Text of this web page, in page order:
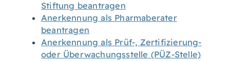
Stiftung beantragen
Anerkennung als Pharmaberater
beantragen
Anerkennung als Prüf-, Zertifizierung-
oder Überwachungsstelle (PÜZ-Stelle)